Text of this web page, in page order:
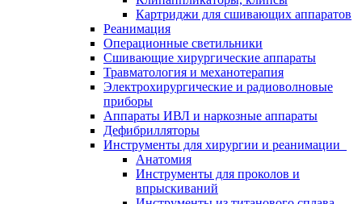
Картриджи для сшивающих аппаратов
Реанимация
Операционные светильники
Сшивающие хирургические аппараты
Травматология и механотерапия
Электрохирургические и радиоволновые
приборы
Аппараты ИВЛ и наркозные аппараты
Дефибрилляторы
Инструменты для хирургии и реанимации
Анатомия
Инструменты для проколов и
впрыскиваний